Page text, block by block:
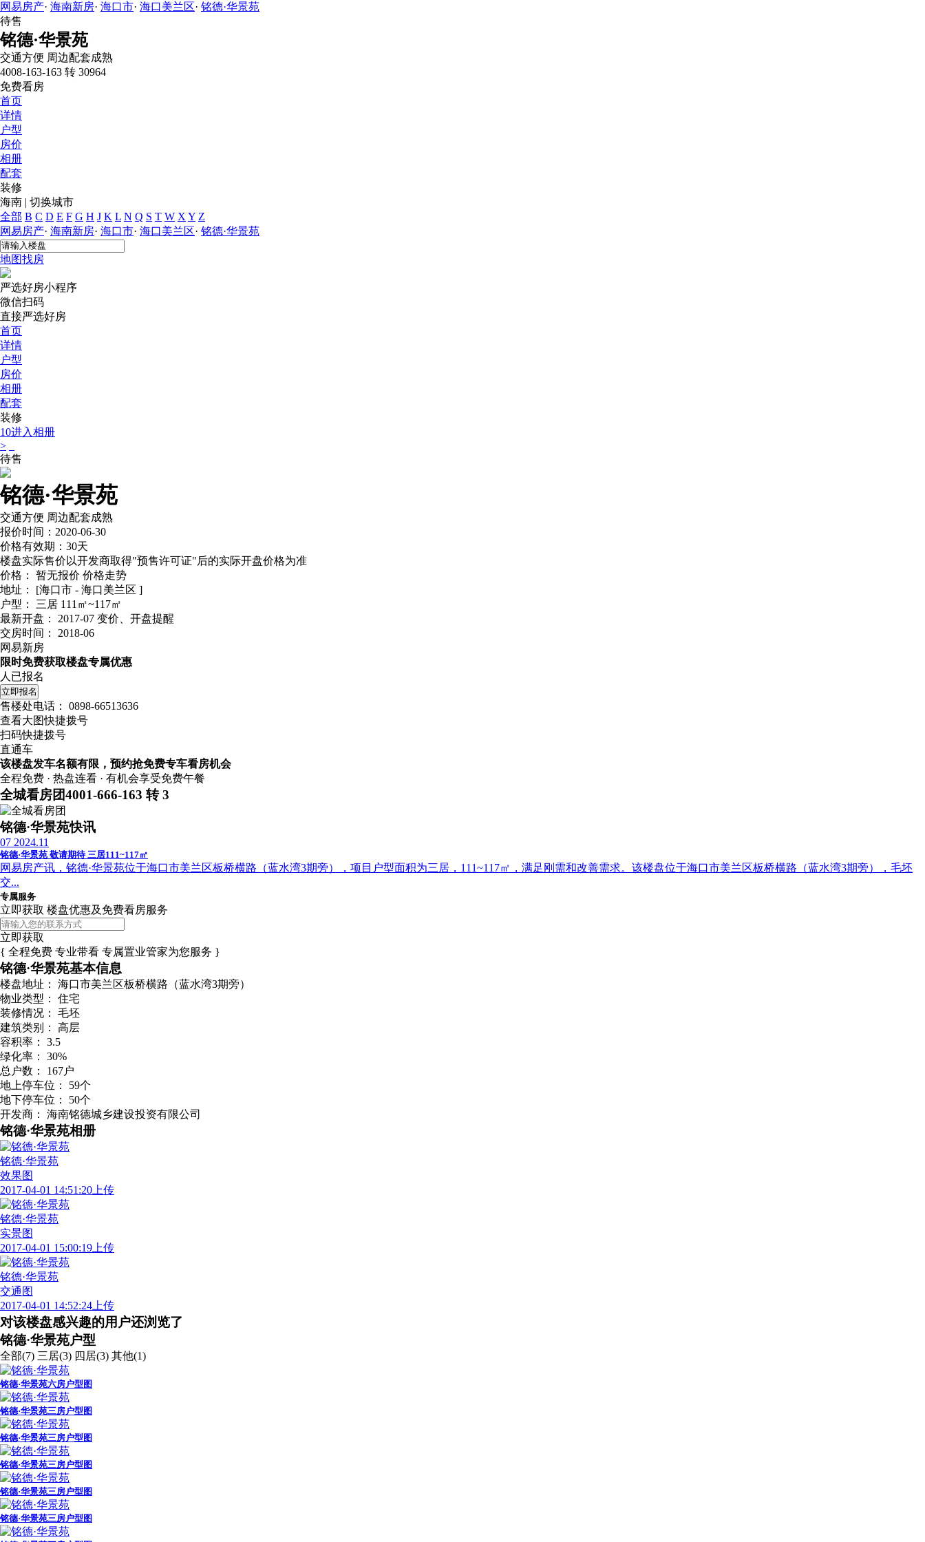
网易房产· 海南新房· 海口市· 海口美兰区· 铭德·华景苑
待售
铭德·华景苑
交通方便 周边配套成熟
4008-163-163 转 30964
免费看房
首页
详情
户型
房价
相册
配套
装修
海南 | 切换城市
全部 B C D E F G H J K L N Q S T W X Y Z
网易房产· 海南新房· 海口市· 海口美兰区· 铭德·华景苑
地图找房
严选好房小程序
微信扫码
直接严选好房
首页
详情
户型
房价
相册
配套
装修
10进入相册
>
待售
铭德·华景苑
交通方便 周边配套成熟
报价时间：2020-06-30
价格有效期：30天
楼盘实际售价以开发商取得"预售许可证"后的实际开盘价格为准
价格：
暂无报价 价格走势
地址：
[海口市 - 海口美兰区 ]
户型：
三居 111㎡~117㎡
最新开盘：
2017-07 变价、开盘提醒
交房时间：
2018-06
网易新房
限时免费获取楼盘专属优惠
人已报名
立即报名
售楼处电话：
0898-66513636
查看大图快捷拨号
扫码快捷拨号
直通车
该楼盘发车名额有限，预约抢免费专车看房机会
全程免费 · 热盘连看 · 有机会享受免费午餐
全城看房团4001-666-163 转 3
铭德·华景苑快讯
07 2024.11
铭德·华景苑 敬请期待 三居111~117㎡
网易房产讯，铭德·华景苑位于海口市美兰区板桥横路（蓝水湾3期旁），项目户型面积为三居，111~117㎡，满足刚需和改善需求。该楼盘位于海口市美兰区板桥横路（蓝水湾3期旁），毛坯
交...
专属服务
立即获取 楼盘优惠及免费看房服务
立即获取
{ 全程免费 专业带看 专属置业管家为您服务 }
铭德·华景苑基本信息
楼盘地址：
海口市美兰区板桥横路（蓝水湾3期旁）
物业类型：
住宅
装修情况：
毛坯
建筑类别：
高层
容积率：
3.5
绿化率：
30%
总户数：
167户
地上停车位：
59个
地下停车位：
50个
开发商：
海南铭德城乡建设投资有限公司
铭德·华景苑相册
铭德·华景苑
效果图
2017-04-01 14:51:20上传
铭德·华景苑
实景图
2017-04-01 15:00:19上传
铭德·华景苑
交通图
2017-04-01 14:52:24上传
对该楼盘感兴趣的用户还浏览了
铭德·华景苑户型
全部(7) 三居(3) 四居(3) 其他(1)
铭德·华景苑六房户型图
铭德·华景苑三房户型图
铭德·华景苑三房户型图
铭德·华景苑三房户型图
铭德·华景苑三房户型图
铭德·华景苑三房户型图